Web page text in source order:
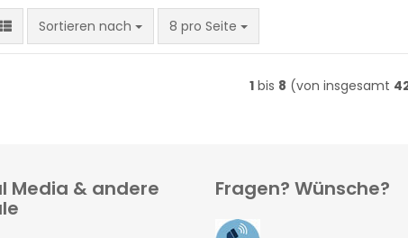
Sortieren nach
Sortieren nach 8 pro Seite
pro Seite
1 bis 8 (von insgesamt
Media & andere Fragen? Wünsche?